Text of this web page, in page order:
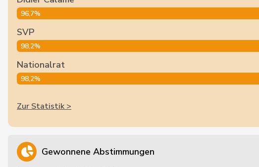
96,7%
SVP
98,2%
Nationalrat
98,2%
Zur Statistik >
Gewonnene Abstimmungen